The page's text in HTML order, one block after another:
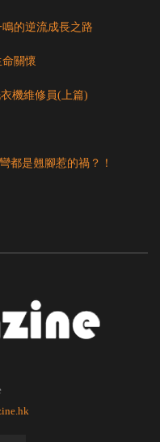
的逆流成長之路
關懷
機維修員(上篇)
都是翹腳惹的禍？！